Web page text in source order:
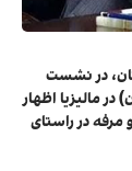
در نشست
مالیزیا اظهار
در راستای